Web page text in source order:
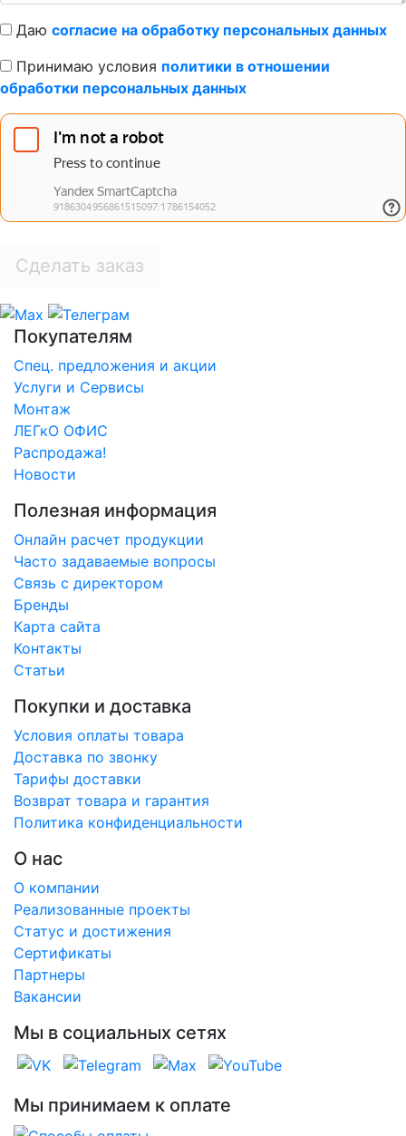
Даю согласие на обработку персональных данных
Принимаю условия политики в отношении
обработки персональных данных
Сделать заказ
Покупателям
Спец. предложения и акции
Услуги и Сервисы
Монтаж
ЛЕГкО ОФИС
Распродажа!
Новости
Полезная информация
Онлайн расчет продукции
Часто задаваемые вопросы
Связь с директором
Бренды
Карта сайта
Контакты
Статьи
Покупки и доставка
Условия оплаты товара
Доставка по звонку
Тарифы доставки
Возврат товара и гарантия
Политика конфиденциальности
О нас
О компании
Реализованные проекты
Статус и достижения
Сертификаты
Партнеры
Вакансии
Мы в социальных сетях
Мы принимаем к оплате